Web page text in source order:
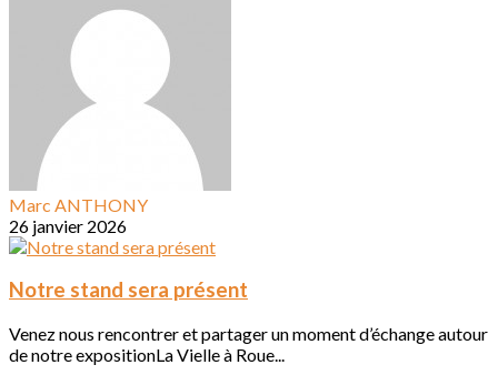
Marc ANTHONY
26 janvier 2026
Notre stand sera présent
Venez nous rencontrer et partager un moment d’échange autour
de notre expositionLa Vielle à Roue...